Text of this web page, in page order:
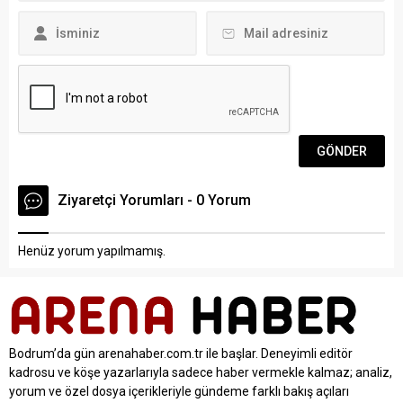
“Bu değerler...
Ziyaretçi Yorumları - 0 Yorum
Henüz yorum yapılmamış.
Bodrum’da gün arenahaber.com.tr ile başlar. Deneyimli editör
kadrosu ve köşe yazarlarıyla sadece haber vermekle kalmaz; analiz,
yorum ve özel dosya içerikleriyle gündeme farklı bakış açıları